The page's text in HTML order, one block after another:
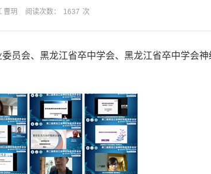
曹玥 阅读次数： 1637 次
员会、黑龙江省卒中学会、黑龙江省卒中学会